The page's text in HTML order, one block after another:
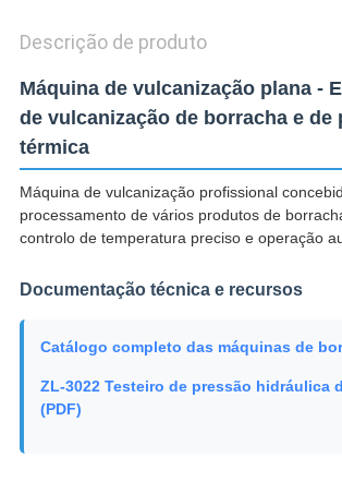
Descrição de produto
Máquina de vulcanização plana -
de vulcanização de borracha e de
térmica
Máquina de vulcanização profissional
processamento de vários produtos de
controlo de temperatura preciso e operação
Documentação técnica e recursos
Catálogo completo das máquinas de
ZL-3022 Testeiro de pressão hidráulica
(PDF)